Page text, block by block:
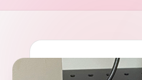
ー
の
科
ン
タ